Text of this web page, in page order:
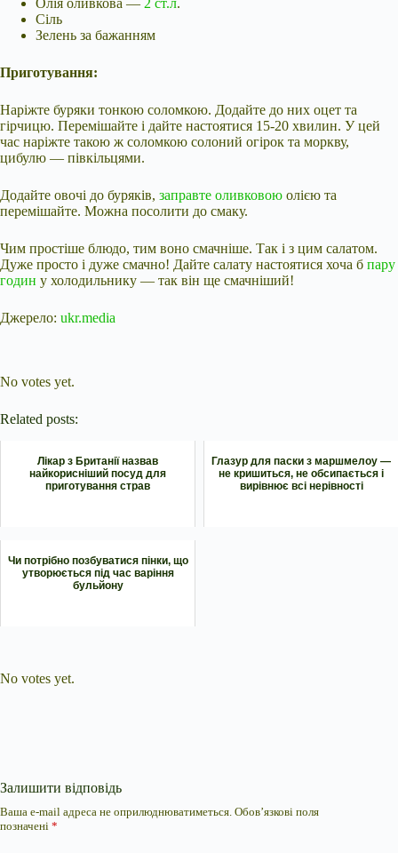
Олія оливкова — 2 ст.л.
Сіль
Зелень за бажанням
Приготування:
Наріжте буряки тонкою соломкою. Додайте до них оцет та
гірчицю. Перемішайте і дайте настоятися 15-20 хвилин. У цей
час наріжте такою ж соломкою солоний огірок та моркву,
цибулю — півкільцями.
Додайте овочі до буряків, заправте оливковою олією та
перемішайте. Можна посолити до смаку.
Чим простіше блюдо, тим воно смачніше. Так і з цим салатом.
Дуже просто і дуже смачно! Дайте салату настоятися хоча б пару
годин у холодильнику — так він ще смачніший!
Джерело: ukr.media
No votes yet.
Related posts:
Лікар з Британії назвав
найкорисніший посуд для
приготування страв
Глазур для паски з маршмелоу —
не кришиться, не обсипається і
вирівнює всі нерівності
Чи потрібно позбуватися пінки, що
утворюється під час варіння
бульйону
No votes yet.
Залишити відповідь
Ваша e-mail адреса не оприлюднюватиметься. Обов’язкові поля
позначені *